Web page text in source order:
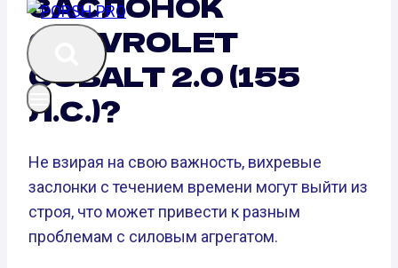
CHEVROLET
COBALT 2.0 (155
Л.С.)?
Не взирая на свою важность, вихревые
заслонки с течением времени могут выйти из
строя, что может привести к разным
проблемам с силовым агрегатом.